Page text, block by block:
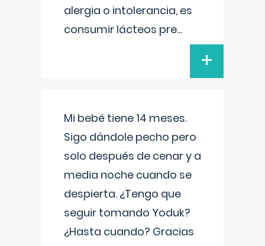
alergia o intolerancia, es
consumir lácteos pre...
+
Mi bebé tiene 14 meses.
Sigo dándole pecho pero
solo después de cenar y a
media noche cuando se
despierta. ¿Tengo que
seguir tomando Yoduk?
¿Hasta cuando? Gracias